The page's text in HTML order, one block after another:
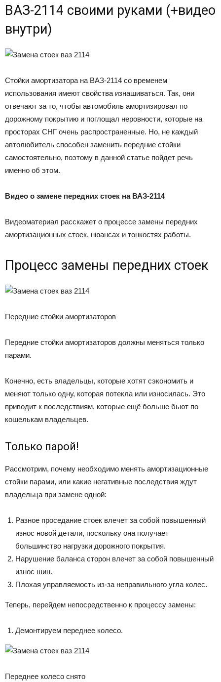
ВАЗ-2114 своими руками (+видео
внутри)
Стойки амортизатора на ВАЗ-2114 со временем
использования имеют свойства изнашиваться. Так, они
отвечают за то, чтобы автомобиль амортизировал по
дорожному покрытию и поглощал неровности, которые на
просторах СНГ очень распространенные. Но, не каждый
автолюбитель способен заменить передние стойки
самостоятельно, поэтому в данной статье пойдет речь
именно об этом.
Видео о замене передних стоек на ВАЗ-2114
Видеоматериал расскажет о процессе замены передних
амортизационных стоек, нюансах и тонкостях работы.
Процесс замены передних стоек
Передние стойки амортизаторов
Передние стойки амортизаторов должны меняться только
парами.
Конечно, есть владельцы, которые хотят сэкономить и
меняют только одну, которая потекла или износилась. Это
приводит к последствиям, которые ещё больше бьют по
кошелькам владельцев.
Только парой!
Рассмотрим, почему необходимо менять амортизационные
стойки парами, или какие негативные последствия ждут
владельца при замене одной:
Разное проседание стоек влечет за собой повышенный
износ новой детали, поскольку она получает
большинство нагрузки дорожного покрытия.
Нарушение баланса сторон влечет за собой повышенный
износ шин.
Плохая управляемость из-за неправильного угла колес.
Теперь, перейдем непосредственно к процессу замены:
Демонтируем переднее колесо.
Переднее колесо снято